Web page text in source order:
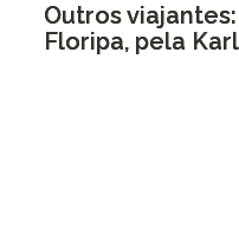
Outros
Floripa, pela